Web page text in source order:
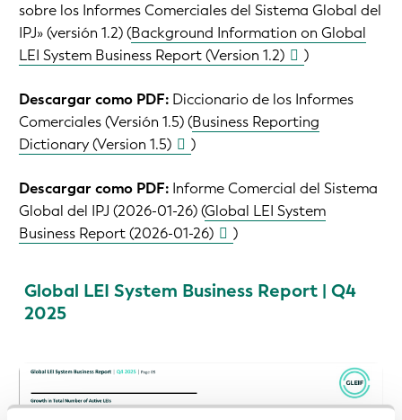
sobre los Informes Comerciales del Sistema Global del
IPJ» (versión 1.2) (Background Information on Global
LEI System Business Report (Version 1.2)
)
Descargar como PDF: Diccionario de los Informes
Comerciales (Versión 1.5) (Business Reporting
Dictionary (Version 1.5)
)
Descargar como PDF: Informe Comercial del Sistema
Global del IPJ (2026-01-26) (Global LEI System
Business Report (2026-01-26)
)
Global LEI System Business Report | Q4
2025